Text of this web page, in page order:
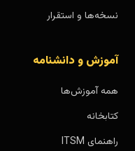
نسخه‌ها و استقرار
آموزش و دانشنامه
همه آموزش‌ها
کتابخانه
راهنمای ITSM